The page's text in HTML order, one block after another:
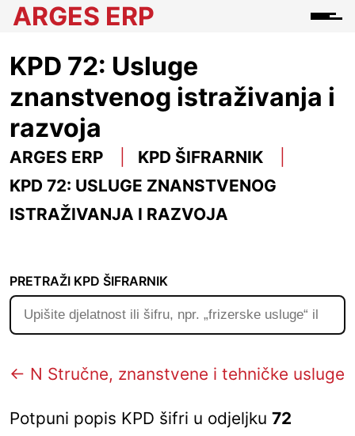
ARGES ERP
KPD 72: Usluge
znanstvenog istraživanja i
razvoja
ARGES ERP
KPD ŠIFRARNIK
KPD 72: USLUGE ZNANSTVENOG
ISTRAŽIVANJA I RAZVOJA
PRETRAŽI KPD ŠIFRARNIK
← N Stručne, znanstvene i tehničke usluge
Potpuni popis KPD šifri u odjeljku 72